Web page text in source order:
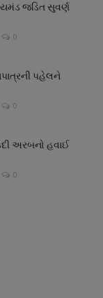
જડિત સુવર્ણ
0
પહેલને
0
અરબનો હવાઈ
0